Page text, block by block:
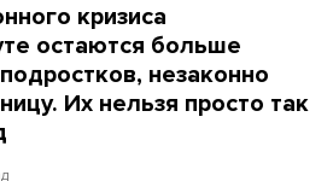
кризиса
остаются больше
незаконно
Их нельзя просто так